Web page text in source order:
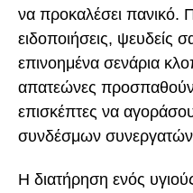
να προκαλέσει πανικό.
ειδοποιήσεις, ψευδείς
επινοημένα σενάρια
απατεώνες
επισκέπτες να
συνδέσμων
Η διατήρηση ενός